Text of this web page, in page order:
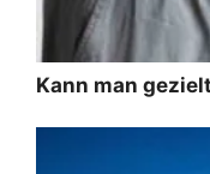
Kann man